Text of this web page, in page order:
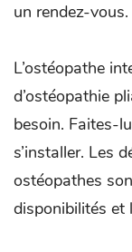
un rendez-vous.
L’ostéopathe
d’ostéopathie
besoin. Faites-
s’installer. Les
ostéopathes
disponibilités et